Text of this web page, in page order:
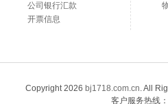
公司银行汇款
开票信息
Copyright 2026 bj1718.com.cn. All
客户服务热线